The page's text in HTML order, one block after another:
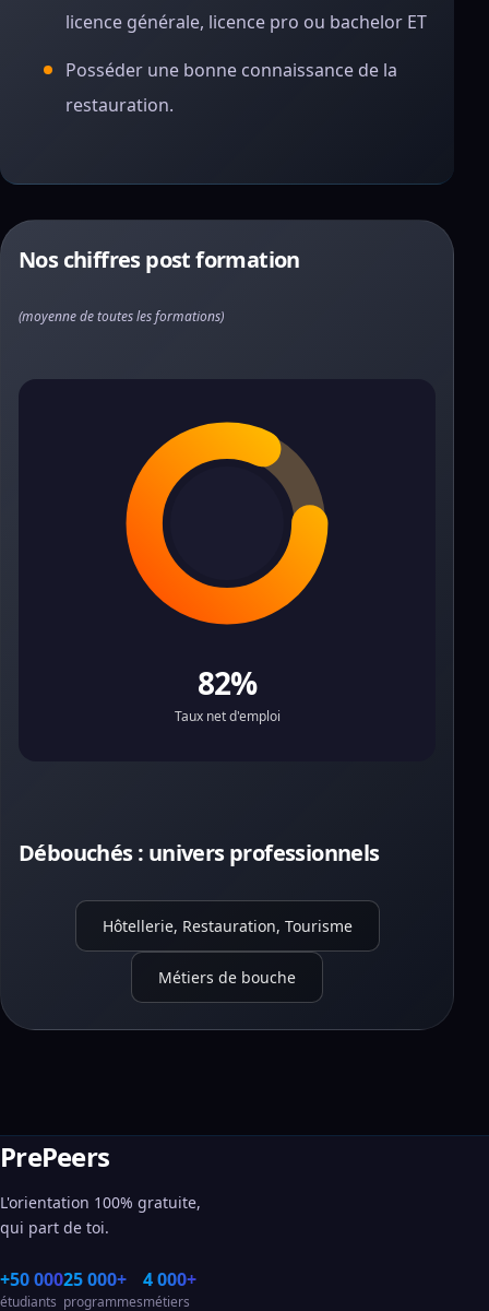
licence générale, licence pro ou bachelor ET
Posséder une bonne connaissance de la
restauration.
Nos chiffres post formation
(moyenne de toutes les formations)
82%
Taux net d'emploi
Débouchés : univers professionnels
Hôtellerie, Restauration, Tourisme
Métiers de bouche
PrePeers
L'orientation 100% gratuite,
qui part de toi.
+50 000
étudiants
25 000+
programmes
4 000+
métiers